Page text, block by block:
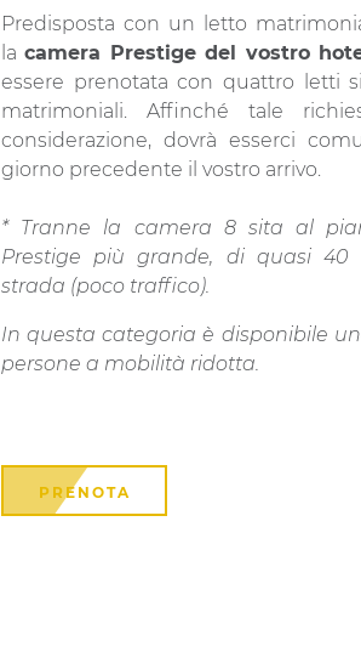
Predisposta con un letto
lacamera Prestige del vostro
essere prenotata con quattro letti
matrimoniali. Affinché tale
considerazione, dovrà esserci
giorno precedente il vostro arrivo.
* Tranne la camera 8 sita al
Prestige più grande, di quasi 40
strada (poco traffico).
In questa categoria è disponibile
persone a mobilità ridotta.
PRENOTA